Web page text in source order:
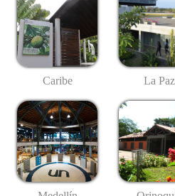
Caribe La Paz